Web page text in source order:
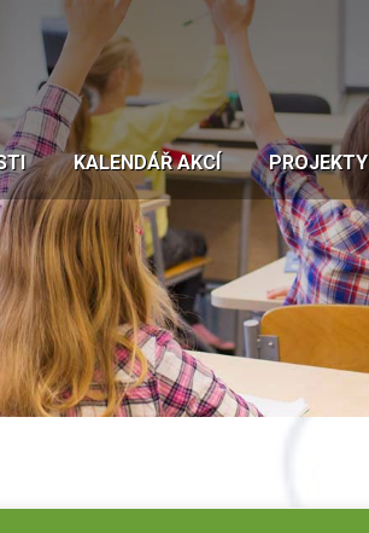
KALENDÁŘ AKCÍ PROJEKTY